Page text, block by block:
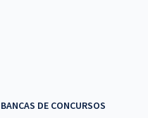
BANCAS DE CONCURSOS